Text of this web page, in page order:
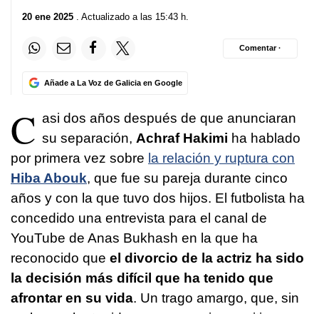
20 ene 2025 . Actualizado a las 15:43 h.
Añade a La Voz de Galicia en Google
Comentar ·
C asi dos años después de que anunciaran
su separación, Achraf Hakimi ha hablado
por primera vez sobre la relación y ruptura con
Hiba Abouk, que fue su pareja durante cinco
años y con la que tuvo dos hijos. El futbolista ha
concedido una entrevista para el canal de
YouTube de Anas Bukhash en la que ha
reconocido que el divorcio de la actriz ha sido
la decisión más difícil que ha tenido que
afrontar en su vida. Un trago amargo, que, sin